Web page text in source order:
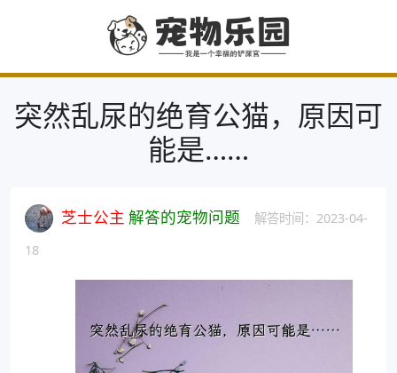
突然乱尿的绝育公猫，原因可
能是……
芝士公主 解答的宠物问题
解答时间：2023-04-
18